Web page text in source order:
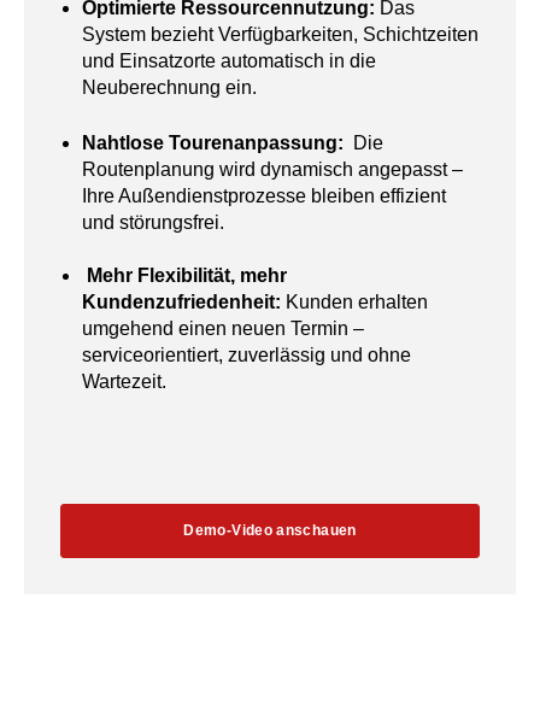
Optimierte Ressourcennutzung: Das
System bezieht Verfügbarkeiten, Schichtzeiten
und Einsatzorte automatisch in die
Neuberechnung ein.
Nahtlose Tourenanpassung: Die
Routenplanung wird dynamisch angepasst –
Ihre Außendienstprozesse bleiben effizient
und störungsfrei.
Mehr Flexibilität, mehr
Kundenzufriedenheit: Kunden erhalten
umgehend einen neuen Termin –
serviceorientiert, zuverlässig und ohne
Wartezeit.
Demo-Video anschauen